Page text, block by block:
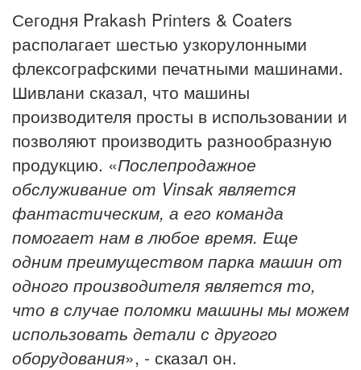
Сегодня Prakash Printers & Coaters
располагает шестью узкорулонными
флексографскими печатными машинами.
Шивлани сказал, что машины
производителя просты в использовании и
позволяют производить разнообразную
продукцию. «Послепродажное
обслуживание от Vinsak является
фантастическим, а его команда
помогает нам в любое время. Еще
одним преимуществом парка машин от
одного производителя является то,
что в случае поломки машины мы можем
использовать детали с другого
оборудования», - сказал он.